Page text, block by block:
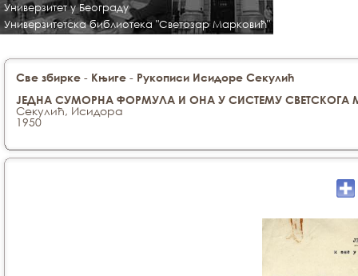
Универзитет у Београду
Универзитетска библиотека "Светозар Марковић"
Све збирке - Књиге - Рукописи Исидоре Секулић
ЈЕДНА СУМОРНА ФОРМУЛА И ОНА У СИСТЕМУ СВЕТСКОГА
Секулић, Исидора
1950